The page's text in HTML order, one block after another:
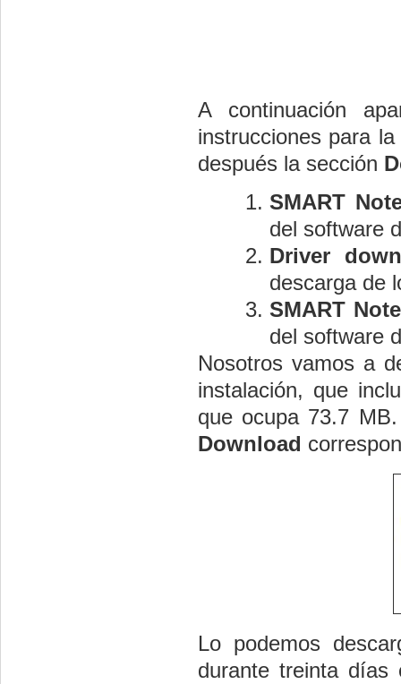
A continuación
instrucciones para
después la sección
SMART
del software
Driver
descarga de
SMART
del software
Nosotros vamos a
instalación, que
que ocupa 73.7
Download
Lo podemos
durante treinta días